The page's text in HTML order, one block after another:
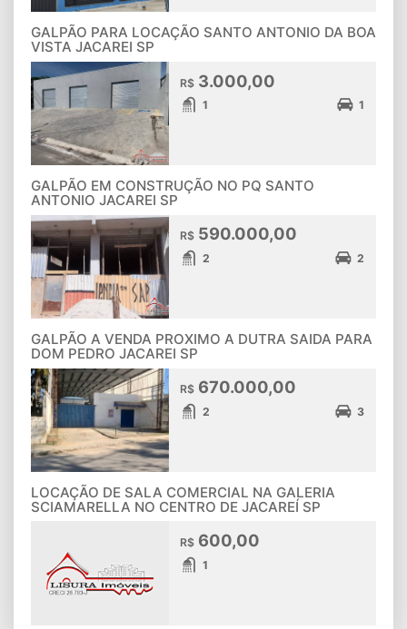
GALPÃO PARA LOCAÇÃO SANTO ANTONIO DA BOA
VISTA JACAREI SP
R$ 3.000,00
1 1
GALPÃO EM CONSTRUÇÃO NO PQ SANTO
ANTONIO JACAREI SP
R$ 590.000,00
2 2
GALPÃO A VENDA PROXIMO A DUTRA SAIDA PARA
DOM PEDRO JACAREI SP
R$ 670.000,00
2 3
LOCAÇÃO DE SALA COMERCIAL NA GALERIA
SCIAMARELLA NO CENTRO DE JACAREÍ SP
R$ 600,00
1